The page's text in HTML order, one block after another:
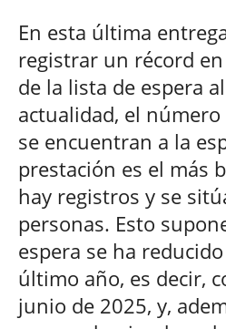
En esta última
registrar un récord
de la lista de espera
actualidad, el
se encuentran a la
prestación es el más
hay registros y se
personas. Esto
espera se ha
último año, es decir,
junio de 2025, y,